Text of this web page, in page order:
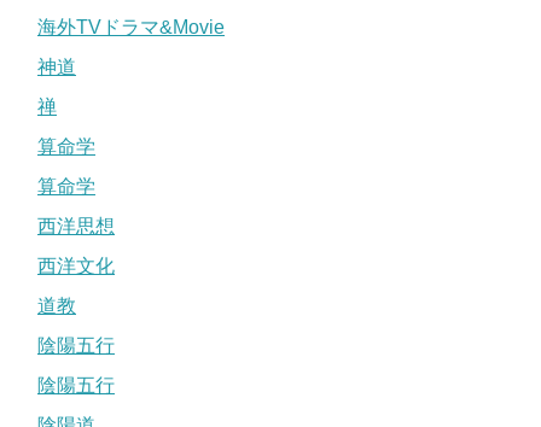
海外TVドラマ&Movie
神道
禅
算命学
算命学
西洋思想
西洋文化
道教
陰陽五行
陰陽五行